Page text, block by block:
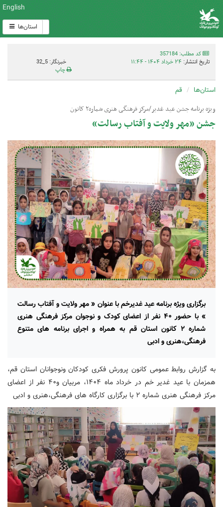
English
استان‌ها
کد مطلب: 357184
تاریخ انتشار: ۲۴ خرداد ۱۴۰۴ - ۱۱:۴۴
خبرنگار: 5_32
چاپ
استان‌ها قم
ویژه برنامه جشن عید غدیر/مرکز فرهنگی هنری شماره۲ کانون
جشن «مهر ولایت و آفتاب رسالت»
برگزاری ویژه برنامه عید غدیرخم با عنوان « مهر ولایت و آفتاب رسالت
» با حضور ۴۰ نفر از اعضای کودک و نوجوان مرکز فرهنگی هنری
شماره ۲ کانون استان قم به همراه و اجرای برنامه های متنوع
فرهنگی،هنری و ادبی
به گزارش روابط عمومی کانون پرورش فکری کودکان ونوجوانان استان قم،
همزمان با عید غدیر خم در خرداد ماه ۱۴۰۴، مربیان و۴۰ نفر از اعضای
مرکز فرهنگی هنری شماره ۲ با برگزاری کارگاه های فرهنگی،هنری و ادبی